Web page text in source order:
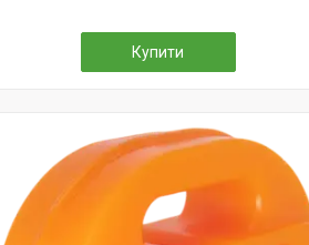
Купити